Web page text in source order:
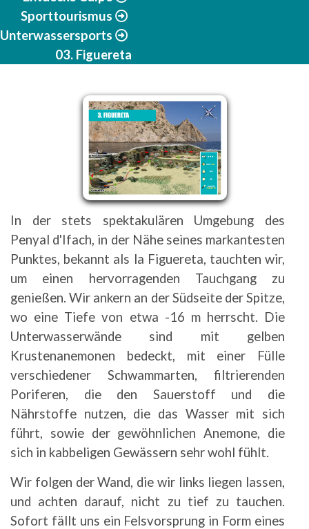
Sporttourismus
Unterwassersports
03. Figuereta
In der stets spektakulären Umgebung des
Penyal d'Ifach, in der Nähe seines markantesten
Punktes, bekannt als la Figuereta, tauchten wir,
um einen hervorragenden Tauchgang zu
genießen. Wir ankern an der Südseite der Spitze,
wo eine Tiefe von etwa -16 m herrscht. Die
Unterwasserwände sind mit gelben
Krustenanemonen bedeckt, mit einer Fülle
verschiedener Schwammarten, filtrierenden
Poriferen, die den Sauerstoff und die
Nährstoffe nutzen, die das Wasser mit sich
führt, sowie der gewöhnlichen Anemone, die
sich in kabbeligen Gewässern sehr wohl fühlt.
Wir folgen der Wand, die wir links liegen lassen,
und achten darauf, nicht zu tief zu tauchen.
Sofort fällt uns ein Felsvorsprung in Form eines